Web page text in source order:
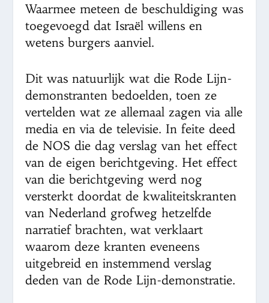
Waarmee meteen de beschuldiging was
toegevoegd dat Israël willens en
wetens burgers aanviel.
Dit was natuurlijk wat die Rode Lijn-
demonstranten bedoelden, toen ze
vertelden wat ze allemaal zagen via alle
media en via de televisie. In feite deed
de NOS die dag verslag van het effect
van de eigen berichtgeving. Het effect
van die berichtgeving werd nog
versterkt doordat de kwaliteitskranten
van Nederland grofweg hetzelfde
narratief brachten, wat verklaart
waarom deze kranten eveneens
uitgebreid en instemmend verslag
deden van de Rode Lijn-demonstratie.